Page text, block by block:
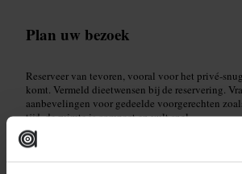
Plan uw bezoek
Reserveer van tevoren, vooral voor het
komt. Vermeld dieetwensen bij de reservering.
aanbevelingen voor gedeelde voorgerechten
tijd, de ruimte is compact en vult snel.